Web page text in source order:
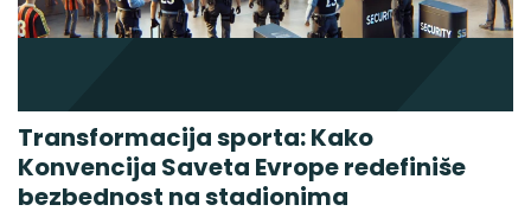
Transformacija sporta: Kako
Konvencija Saveta Evrope redefiniše
bezbednost na stadionima